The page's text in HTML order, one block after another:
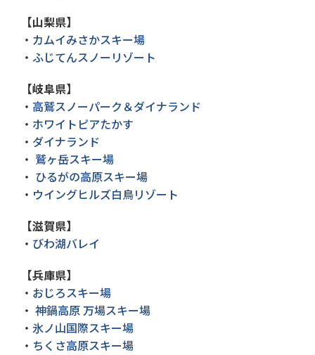
【山梨県】
・ カムイみさかスキー場
・ ふじてんスノーリゾート
【岐阜県】
・ 高鷲スノーパーク＆ダイナランド
・ ホワイトピアたかす
・ ダイナランド
・ 鷲ヶ岳スキー場
・ ひるがの高原スキー場
・ ウイングヒルズ白鳥リゾート
【滋賀県】
・ びわ湖バレイ
【兵庫県】
・ おじろスキー場
・ 神鍋高原 万場スキー場
・ 氷ノ山国際スキー場
・ ちくさ高原スキー場